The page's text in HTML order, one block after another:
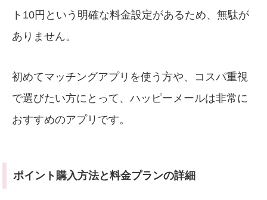
ト10円という明確な料金設定があるため、無駄が
ありません。
初めてマッチングアプリを使う方や、コスパ重視
で選びたい方にとって、ハッピーメールは非常に
おすすめのアプリです。
ポイント購入方法と料金プランの詳細